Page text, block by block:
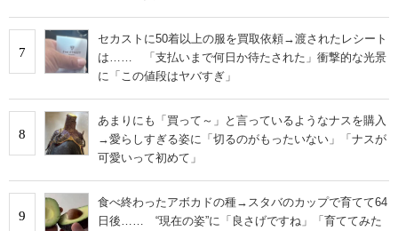
7
セカストに50着以上の服を買取依頼→渡されたレシート
は…… 「支払いまで何日か待たされた」衝撃的な光景
に「この値段はヤバすぎ」
8
あまりにも「買って～」と言っているようなナスを購入
→愛らしすぎる姿に「切るのがもったいない」「ナスが
可愛いって初めて」
9
食べ終わったアボカドの種→スタバのカップで育てて64
日後…… “現在の姿”に「良さげですね」「育ててみた